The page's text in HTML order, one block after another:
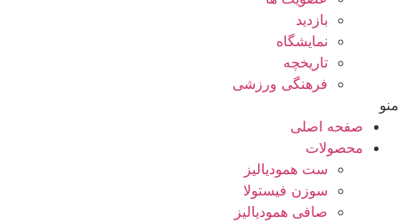
بازدید
نمایشگاه
تاريخچه
فرهنگی ورزشی
منو
صفحه اصلی
محصولات
ست همودیالیز
سوزن فیستولا
صافی همودیالیز